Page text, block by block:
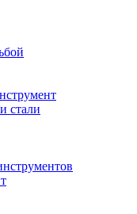
стали